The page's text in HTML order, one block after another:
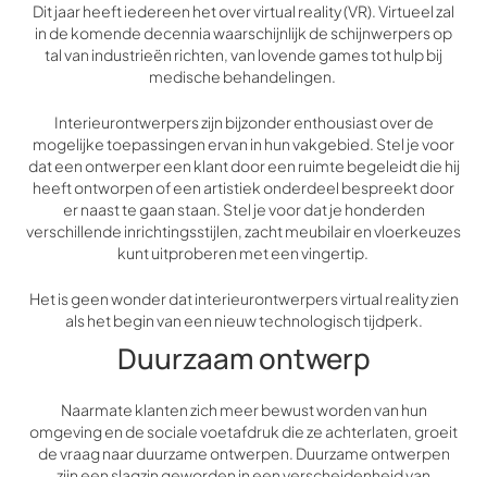
Dit jaar heeft iedereen het over virtual reality (VR). Virtueel zal
in de komende decennia waarschijnlijk de schijnwerpers op
tal van industrieën richten, van lovende games tot hulp bij
medische behandelingen.
Interieurontwerpers zijn bijzonder enthousiast over de
mogelijke toepassingen ervan in hun vakgebied. Stel je voor
dat een ontwerper een klant door een ruimte begeleidt die hij
heeft ontworpen of een artistiek onderdeel bespreekt door
er naast te gaan staan. Stel je voor dat je honderden
verschillende inrichtingsstijlen, zacht meubilair en vloerkeuzes
kunt uitproberen met een vingertip.
Het is geen wonder dat interieurontwerpers virtual reality zien
als het begin van een nieuw technologisch tijdperk.
Duurzaam ontwerp
Naarmate klanten zich meer bewust worden van hun
omgeving en de sociale voetafdruk die ze achterlaten, groeit
de vraag naar duurzame ontwerpen. Duurzame ontwerpen